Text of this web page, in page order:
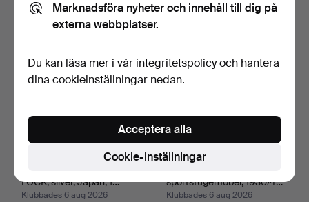
LOCK, silver, Japan, 1…
Klubbades 6 aug 2026
sportstugemöbel, 1930/4…
Klubbades 6 aug 2026
Marknadsföra nyheter och innehåll till dig på
externa webbplatser.
Du kan läsa mer i vår integritetspolicyoch hantera
dina cookieinställningar nedan.
Cookie-inställningar
Acceptera alla